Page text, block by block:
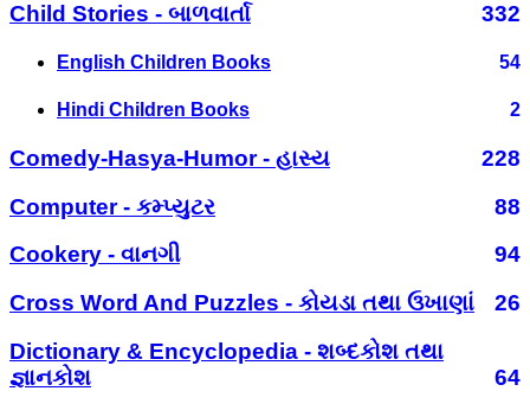
Child Stories - બાળવાર્તા
332
English Children Books 54
Hindi Children Books 2
Comedy-Hasya-Humor - હાસ્ય
228
Computer - કમ્પ્યુટર
88
Cookery - વાનગી
94
Cross Word And Puzzles - કોયડા તથા ઉખાણાં
26
Dictionary & Encyclopedia - શબ્દકોશ તથા
જ્ઞાનકોશ
64